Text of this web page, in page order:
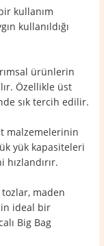
kullanım
kullanıldığı
ürünlerin
Özellikle üst
sık tercih edilir.
malzemelerinin
yük kapasiteleri
maden
ideal bir
Big Bag